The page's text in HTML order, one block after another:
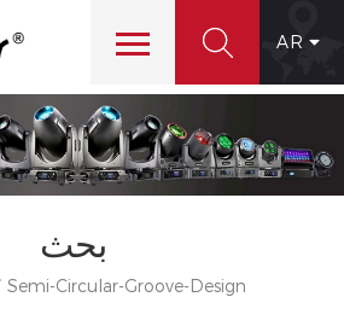
AR
بحث
Semi-Circular-Groove-Design